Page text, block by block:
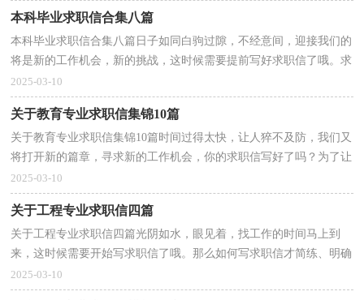
本科毕业求职信合集八篇
本科毕业求职信合集八篇日子如同白驹过隙，不经意间，迎接我们的
将是新的工作机会，新的挑战，这时候需要提前写好求职信了哦。求
职信怎样写才能让人满意呢？以下是小编帮大家整理的本...
2025-03-10
关于教育专业求职信集锦10篇
关于教育专业求职信集锦10篇时间过得太快，让人猝不及防，我们又
将打开新的篇章，寻求新的工作机会，你的求职信写好了吗？为了让
您不再为写求职信头疼，以下是小编帮大家整理的教育专业...
2025-03-10
关于工程专业求职信四篇
关于工程专业求职信四篇光阴如水，眼见着，找工作的时间马上到
来，这时候需要开始写求职信了哦。那么如何写求职信才简练、明确
呢？下面是小编精心整理的工程专业求职信4篇，欢迎大家...
2025-03-10